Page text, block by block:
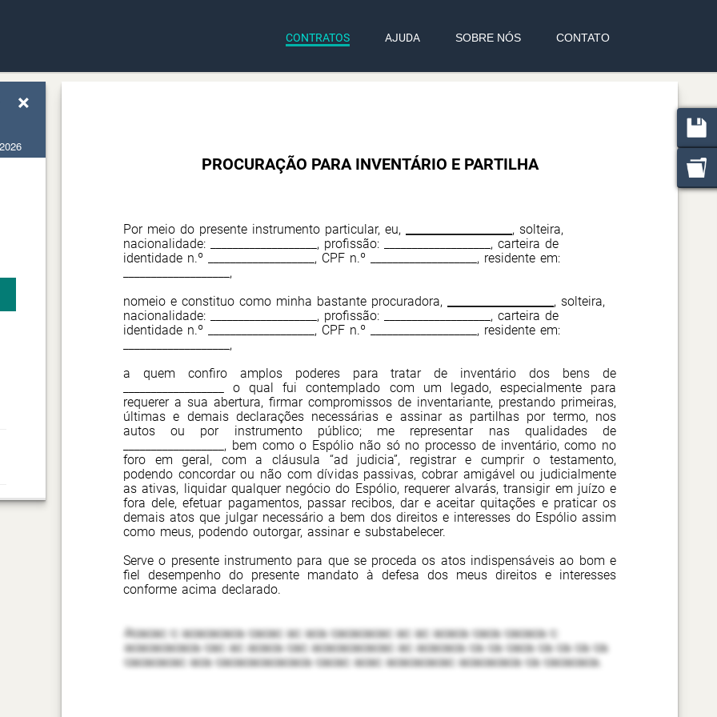
CONTRATOS AJUDA SOBRE NÓS CONTATO
PROCURAÇÃO PARA INVENTÁRIO E PARTILHA
Por meio do presente instrumento particular, eu,
, solteira,
nacionalidade: ___________________, profissão: ___________________, carteira de
identidade n.º ___________________, CPF n.º ___________________, residente em:
___________________,
nomeio e constituo como minha bastante procuradora,
, solteira,
nacionalidade: ___________________, profissão: ___________________, carteira de
identidade n.º ___________________, CPF n.º ___________________, residente em:
,
a quem confiro amplos poderes para tratar de inventário dos bens de
__________________ o qual fui contemplado com um legado, especialmente para
requerer a sua abertura, firmar compromissos de inventariante, prestando primeiras,
últimas e demais declarações necessárias e assinar as partilhas por termo, nos
autos ou por instrumento público; me representar nas qualidades de
__________________, bem como o Espólio não só no processo de inventário, como no
foro em geral, com a cláusula “ad judicia”, registrar e cumprir o testamento,
podendo concordar ou não com dívidas passivas, cobrar amigável ou judicialmente
as ativas, liquidar qualquer negócio do Espólio, requerer alvarás, transigir em juízo e
fora dele, efetuar pagamentos, passar recibos, dar e aceitar quitações e praticar os
demais atos que julgar necessário a bem dos direitos e interesses do Espólio assim
como meus, podendo outorgar, assinar e substabelecer.
Serve o presente instrumento para que se proceda os atos indispensáveis ao bom e
fiel desempenho do presente mandato à defesa dos meus direitos e interesses
conforme acima declarado.
Acacac c acacacaca cacac ac aca cacacacac ac ac acaca caca cacaca c
acacacacaca cac ac acaca cac acacacacacac ac acacaca ca ca caca ca ca ca ca
cacacacac aca cacacacacacaca cacac acac acacacacac acacacaca ca cacacaca.
×